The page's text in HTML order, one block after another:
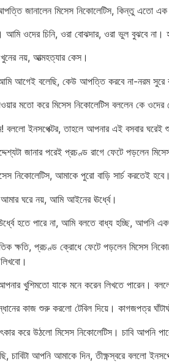
জানালেন মিসেস নিকোলেটিস, কিন্তু এতো এক
আমি ওদের চিনি, ওরা বোঝদার, ওরা ভুল বুঝবে
নয়, আত্মহত্যার কেস।
আগেই বলেছি, কেউ আপত্তি করবে না-নরম সুরে
মতো করে মিসেস নিকোলেটিস বললেন কে ওদের
বললো ইনসপেক্টর, তাহলে আপনার এই বসবার ঘরেই
জানার পরেই প্রচণ্ড রাগে ফেটে পড়লেন
নিকোলেটিস, আমাকে পুরো বাড়ি সার্চ করতেই হবে।
ঘরে নয়, আমি আইনের ঊর্ধ্বে।
হতে পারে না, আমি বলতে বাধ্য হচ্ছি, আপনি
ক্ষতি, প্রচণ্ড ক্রোধে ফেটে পড়লেন মিসেস
খুশিমতো যাকে মনে করেন লিখতে পারেন।
কাজ শুরু করলো টেবিল দিয়ে। কাগজপত্র
করে উঠলো মিসেস নিকোলেটিস। চাবি আপনি
চাবিটা আপনি আমাকে দিন, তীক্ষ্ণস্বরে বললো